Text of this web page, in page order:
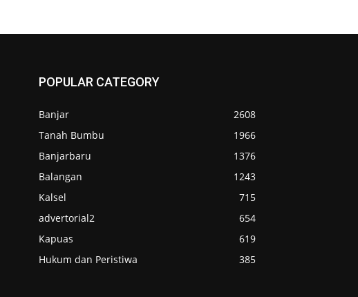
POPULAR CATEGORY
Banjar
2608
Tanah Bumbu
1966
Banjarbaru
1376
Balangan
1243
Kalsel
715
advertorial2
654
Kapuas
619
Hukum dan Peristiwa
385